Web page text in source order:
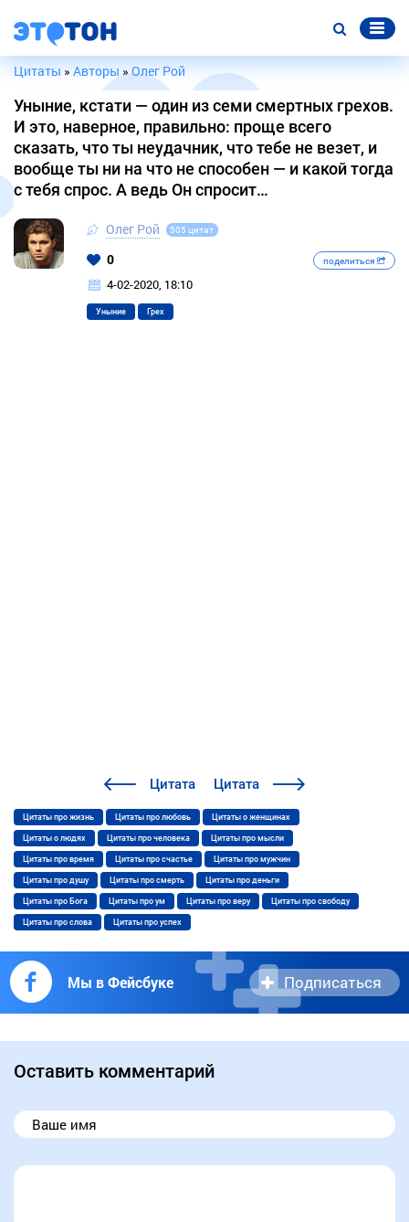
Цитаты » Авторы »Олег Рой
Уныние, кстати — один из семи смертных грехов.
И это, наверное, правильно: проще всего
сказать, что ты неудачник, что тебе не везет, и
вообще ты ни на что не способен — и какой тогда
с тебя спрос. А ведь Он спросит…
Олег Рой 505 цитат
0 поделиться
4-02-2020, 18:10
Уныние Грех
Цитата Цитата
Цитаты про жизнь Цитаты про любовь Цитаты о женщинах
Цитаты о людях Цитаты про человека Цитаты про мысли
Цитаты про время Цитаты про счастье Цитаты про мужчин
Цитаты про душу Цитаты про смерть Цитаты про деньги
Цитаты про Бога Цитаты про ум Цитаты про веру Цитаты про свободу
Цитаты про слова Цитаты про успех
Мы в Фейсбуке Подписаться
Оставить комментарий